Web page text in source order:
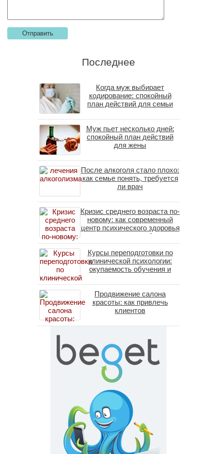
Последнее
Когда муж выбирает
кодирование: спокойный
план действий для семьи
Муж пьет несколько дней:
спокойный план действий
для жены
После алкоголя стало плохо:
как семье понять, требуется
ли врач
Кризис среднего возраста по-
новому: как современный
центр психического здоровья
помогает пересобрать
личность без таблеток
(методы ДПДГ и КПТ)
Курсы переподготовки по
клинической психологии:
окупаемость обучения и
специалистов в 2026 году
Продвижение салона
красоты: как привлечь
клиентов